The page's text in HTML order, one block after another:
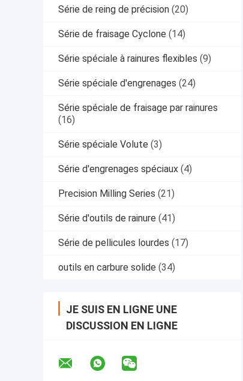
Série de reing de précision (20)
Série de fraisage Cyclone (14)
Série spéciale à rainures flexibles (9)
Série spéciale d'engrenages (24)
Série spéciale de fraisage par rainures
(16)
Série spéciale Volute (3)
Série d'engrenages spéciaux (4)
Precision Milling Series (21)
Série d'outils de rainure (41)
Série de pellicules lourdes (17)
outils en carbure solide (34)
JE SUIS EN LIGNE UNE
DISCUSSION EN LIGNE